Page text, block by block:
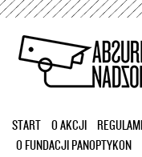
START O AKCJI
O FUNDACJI PANOPTYKON